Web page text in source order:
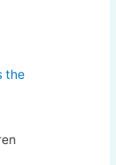
the